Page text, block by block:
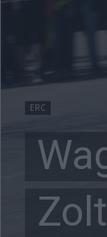
ERC